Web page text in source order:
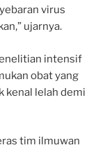
virus
ujarnya.
intensif
obat yang
kenal lelah demi
tim ilmuwan